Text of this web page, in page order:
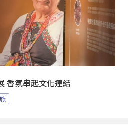
香氛串起文化連結